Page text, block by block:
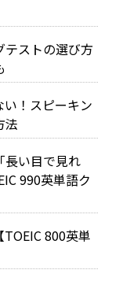
テストの選び方
！スピーキン
法
長い目で見れ
990英単語ク
TOEIC 800英単